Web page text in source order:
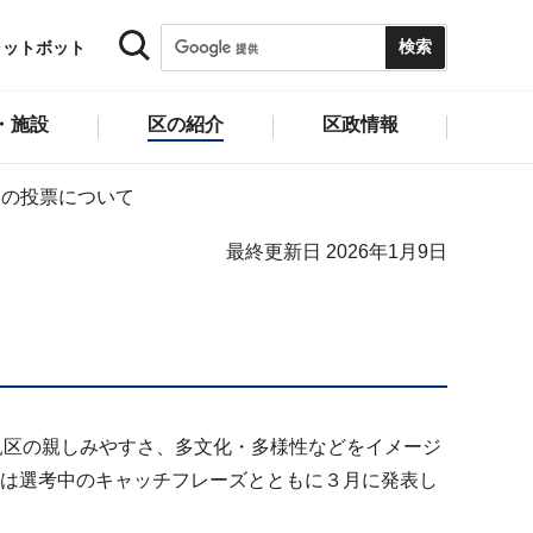
トボット
施設 区の紹介 区政情報
投票について
最終更新日 2026年1月9日
の親しみやすさ、多文化・多様性などをイメージ
選考中のキャッチフレーズとともに３月に発表し